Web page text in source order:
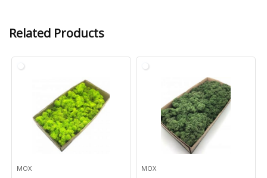
Related Products
МОХ МОХ